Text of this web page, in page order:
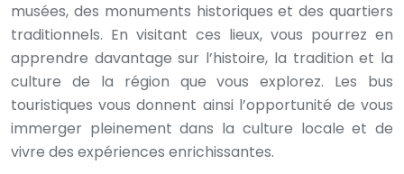
musées, des monuments historiques et des quartiers
traditionnels. En visitant ces lieux, vous pourrez en
apprendre davantage sur l’histoire, la tradition et la
culture de la région que vous explorez. Les bus
touristiques vous donnent ainsi l’opportunité de vous
immerger pleinement dans la culture locale et de
vivre des expériences enrichissantes.